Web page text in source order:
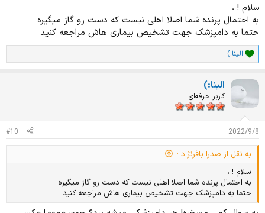
سلام ! ،
به احتمال پرنده شما اصلا اهلی نیست که دست رو گاز میگیره
حتما به دامپزشک جهت تشخیص بیماری هاش مراجعه کنید
ا
م
ز
ت
:
الینا:)
الینا:)
کاربر حرفه‌ای
2022/9/8
#10
به نقل از صدرا باقرنژاد :
سلام ! ،
به احتمال پرنده شما اصلا اهلی نیست که دست رو گاز میگیره
حتما به دامپزشک جهت تشخیص بیماری هاش مراجعه کنید